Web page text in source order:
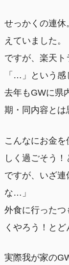
せっかくの連
えていました。
ですが、楽天ト
「…」という感
去年もGWに県
期・同内容とは
こんなにお金
しく過ごそう！
ですが、いざ連
な…」
外食に行ったつ
くやろう！とど
実際我が家の